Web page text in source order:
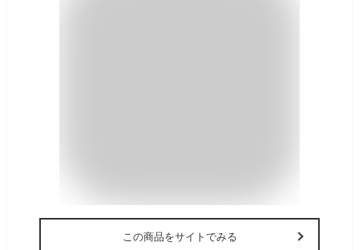
この商品をサイトでみる